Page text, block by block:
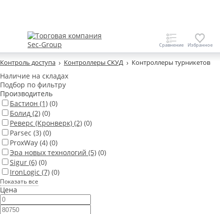
Контроль доступа Контроллеры СКУД Контроллеры турникетов
Наличие на складах
Подбор по фильтру
Производитель
Бастион (1) (0)
Болид (2) (0)
Реверс (Кронверк) (2) (0)
Parsec (3) (0)
ProxWay (4) (0)
Эра новых технологий (5) (0)
Sigur (6) (0)
IronLogic (7) (0)
Показать все
Цена